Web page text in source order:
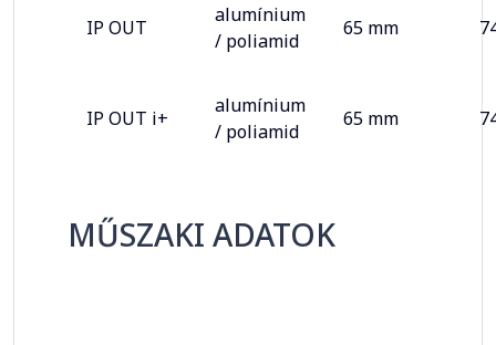
IP OUT
alumínium
/ poliamid
65 mm
IP OUT i+
alumínium
/ poliamid
65 mm
MŰSZAKI ADATOK